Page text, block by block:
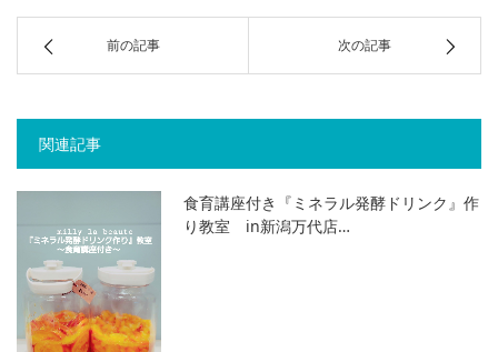
前の記事 次の記事
関連記事
食育講座付き『ミネラル発酵ドリンク』作
り教室 in新潟万代店…